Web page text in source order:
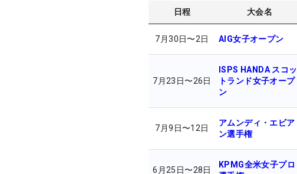
日程 大会名
7月30日〜2日 AIG女子オープン
7月23日〜26日
ISPS HANDA スコッ
トランド女子オープ
ン
7月9日〜12日
アムンディ・エビア
ン選手権
6月25日〜28日
KPMG全米女子プロ